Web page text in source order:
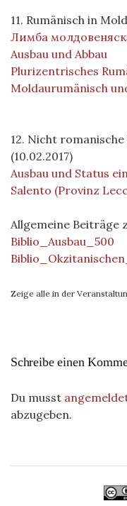
11. Rumänisch in
Лимба
Ausbau und Abbau
Plurizentrisches
Moldaurumänisch
12. Nicht
(10.02.2017)
Ausbau und Status
Salento (Provinz
Allgemeine Beiträge
Biblio_Ausbau_500
Zeige alle in der
Schreibe einen
Du musst
abzugeben.